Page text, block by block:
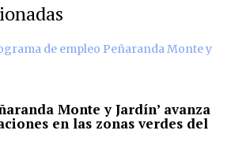
Monte y Jardín’ avanza
en las zonas verdes del